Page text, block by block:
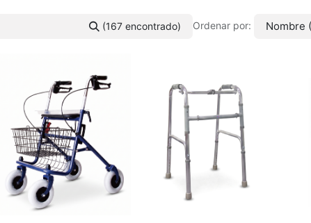
(167 encontrado) Ordenar por: Nombre